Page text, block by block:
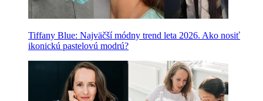
Tiffany Blue: Najväčší módny trend leta 2026. Ako nosiť
ikonickú pastelovú modrú?